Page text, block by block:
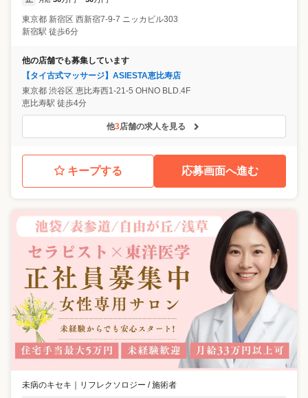
東京都 新宿区 西新宿7-9-7 ニッカビル303
新宿駅 徒歩6分
他の店舗でも募集しています
【タイ古式マッサージ】ASIESTA恵比寿店
東京都 渋谷区 恵比寿西1-21-5 OHNO BLD.4F
恵比寿駅 徒歩4分
他3店舗の求人を見る
キープする 応募画面へ進む
未病のキセキ リフレクソロジー / 施術者